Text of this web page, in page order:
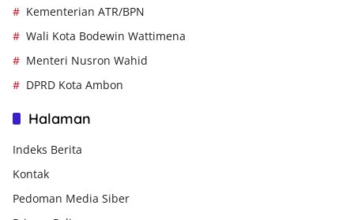
Kementerian ATR/BPN
Wali Kota Bodewin Wattimena
Menteri Nusron Wahid
DPRD Kota Ambon
Halaman
Indeks Berita
Kontak
Pedoman Media Siber